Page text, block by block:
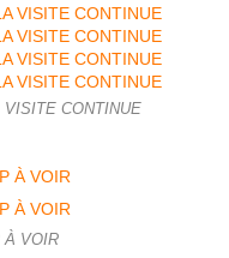
CONTINUE
À VOIR